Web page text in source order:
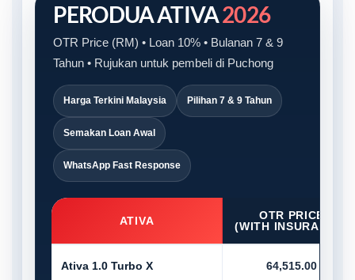
PERODUA ATIVA2026
OTR Price (RM) • Loan 10% • Bulanan 7 & 9
Tahun • Rujukan untuk pembeli di Puchong
Harga Terkini Malaysia Pilihan 7 & 9 Tahun
Semakan Loan Awal
WhatsApp Fast Response
ATIVA
OTR PRICE
(WITH INSURANCE)
Ativa 1.0 Turbo X 64,515.00